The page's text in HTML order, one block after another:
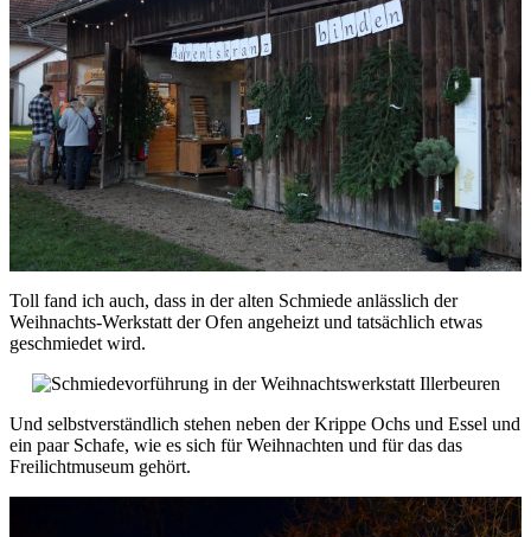
Toll fand ich auch, dass in der alten Schmiede anlässlich der
Weihnachts-Werkstatt der Ofen angeheizt und tatsächlich etwas
geschmiedet wird.
Und selbstverständlich stehen neben der Krippe Ochs und Essel und
ein paar Schafe, wie es sich für Weihnachten und für das das
Freilichtmuseum gehört.